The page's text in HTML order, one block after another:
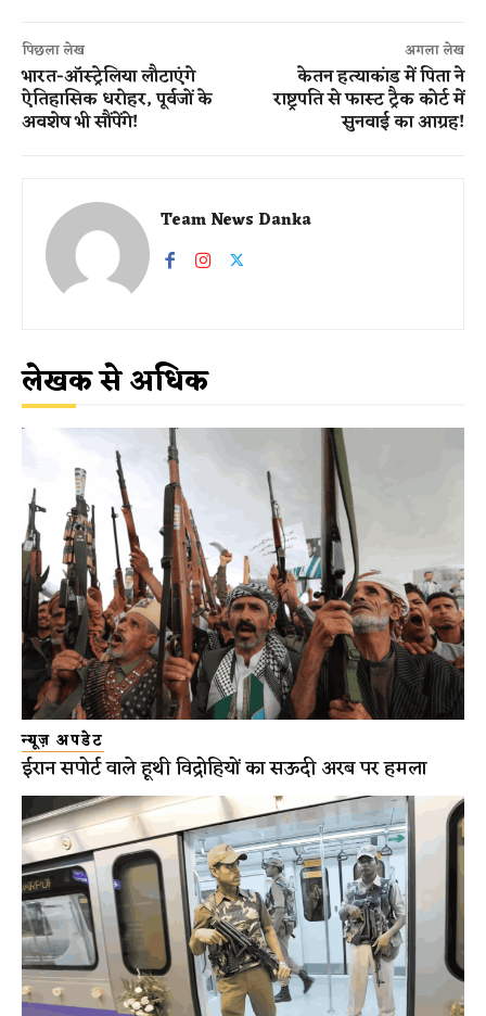
पिछला लेख
भारत-ऑस्ट्रेलिया लौटाएंगे
ऐतिहासिक धरोहर, पूर्वजों के
अवशेष भी सौंपेंगे​!
अगला लेख
केतन हत्याकांड में पिता ने
राष्ट्रपति से फास्ट ट्रैक कोर्ट में
सुनवाई का आग्रह!
Team News Danka
लेखक से अधिक
न्यूज़ अपडेट
ईरान सपोर्ट वाले हूथी विद्रोहियों का सऊदी अरब पर हमला